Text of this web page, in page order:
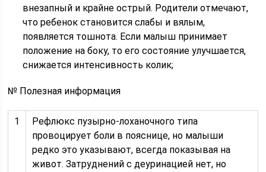
внезапный и крайне острый. Родители отмечают,
что ребенок становится слабы и вялым,
появляется тошнота. Если малыш принимает
положение на боку, то его состояние улучшается,
снижается интенсивность колик;
№ Полезная информация
1
Рефлюкс пузырно-лоханочного типа
провоцирует боли в пояснице, но малыши
редко это указывают, всегда показывая на
живот. Затруднений с деуринацией нет, но